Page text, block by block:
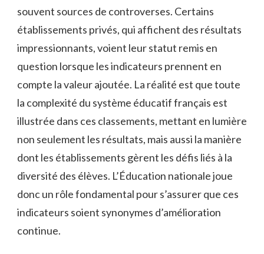
souvent sources de controverses. Certains
établissements privés, qui affichent des résultats
impressionnants, voient leur statut remis en
question lorsque les indicateurs prennent en
compte la valeur ajoutée. La réalité est que toute
la complexité du système éducatif français est
illustrée dans ces classements, mettant en lumière
non seulement les résultats, mais aussi la manière
dont les établissements gèrent les défis liés à la
diversité des élèves. L’Éducation nationale joue
donc un rôle fondamental pour s’assurer que ces
indicateurs soient synonymes d’amélioration
continue.